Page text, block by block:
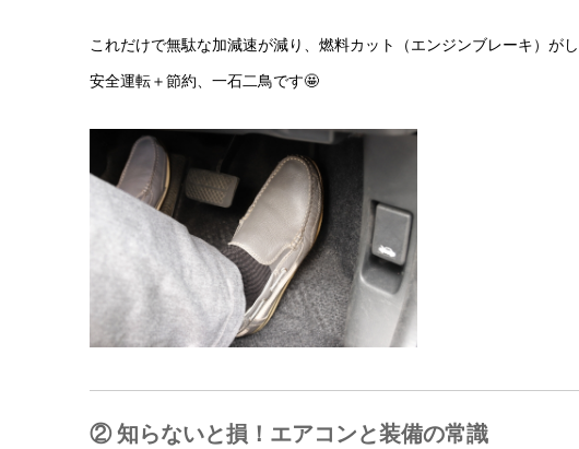
これだけで無駄な加減速が減り、燃料カット（エンジンブレーキ）がし
安全運転＋節約、一石二鳥です🤩
② 知らないと損！エアコンと装備の常識